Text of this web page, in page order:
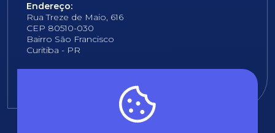
Endereço:
Rua Treze de Maio, 616
CEP 80510-030
Bairro São Francisco
Curitiba - PR